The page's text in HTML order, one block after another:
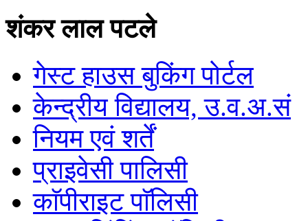
शंकर लाल पटले
गेस्ट हाउस बुकिंग पोर्टल
केन्द्रीय विद्यालय, उ.व.अ.सं
नियम एवं शर्तें
प्राइवेसी पालिसी
काॅपीराइट पाॅलिसी